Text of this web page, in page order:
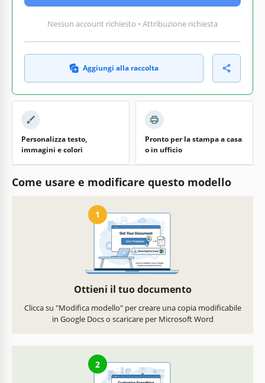
Nessun account richiesto • Attribuzione richiesta
Aggiungi alla raccolta
Personalizza testo,
immagini e colori
Pronto per la stampa a casa
o in ufficio
Come usare e modificare questo modello
1
Ottieni il tuo documento
Clicca su "Modifica modello" per creare una copia modificabile
in Google Docs o scaricare per Microsoft Word
2